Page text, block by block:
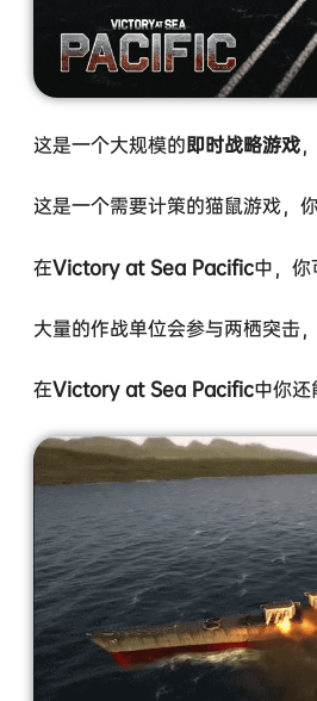
这是一个大规模的即时战略游戏
这是一个需要计策的猫鼠游戏，
在Victory at Sea Pacific中，你
大量的作战单位会参与两栖突击
在Victory at Sea Pacific中你还